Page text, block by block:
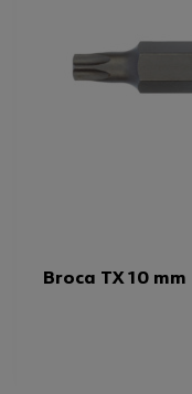
Broca TX 10 mm